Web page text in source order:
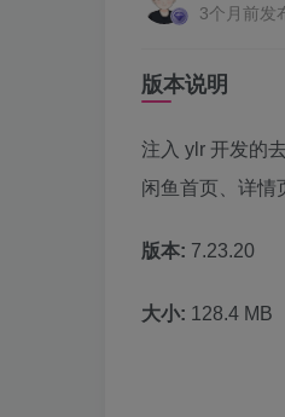
3个月前发
版本说明
注入 ylr 开发的
闲鱼首页、详情
版本: 7.23.20
大小: 128.4 MB